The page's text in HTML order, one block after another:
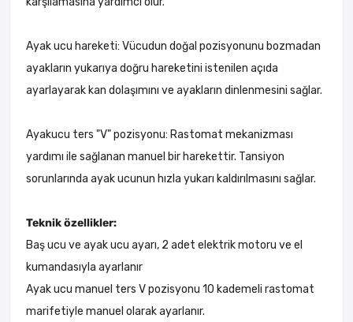
Ayak ucu hareketi: Vücudun doğal pozisyonunu bozmadan
ayakların yukarıya doğru hareketini istenilen açıda
ayarlayarak kan dolaşımını ve ayakların dinlenmesini sağlar.
Ayakucu ters "V" pozisyonu: Rastomat mekanizması
yardımı ile sağlanan manuel bir harekettir. Tansiyon
sorunlarında ayak ucunun hızla yukarı kaldırılmasını sağlar.
Teknik özellikler:
Baş ucu ve ayak ucu ayarı, 2 adet elektrik motoru ve el
kumandasıyla ayarlanır
Ayak ucu manuel ters V pozisyonu 10 kademeli rastomat
marifetiyle manuel olarak ayarlanır.